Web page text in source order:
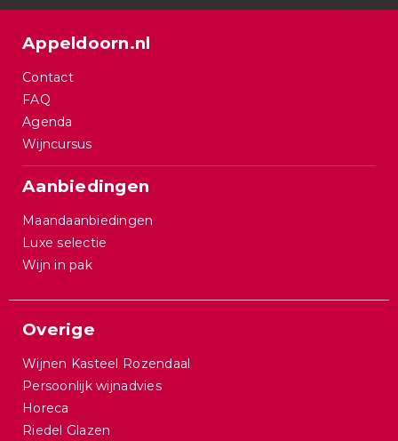
Appeldoorn.nl
Contact
FAQ
Agenda
Wijncursus
Aanbiedingen
Maandaanbiedingen
Luxe selectie
Wijn in pak
Overige
Wijnen Kasteel Rozendaal
Persoonlijk wijnadvies
Horeca
Riedel Glazen